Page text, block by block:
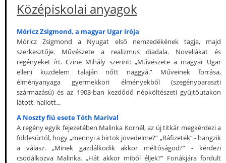
Középiskolai anyagok
Móricz Zsigmond, a magyar Ugar írója
Móricz Zsigmond a Nyugat első nemzedékének tagja, majd
szerkesztője. Művészete a realizmus diadala. Novellákat és
regényeket írt. Czine Mihály szerint: „Művészete a magyar Ugar
elleni küzdelem talaján nőtt naggyá.” Műveinek forrása,
élményanyaga gyermekkori élményekből (szegényparaszti
származású) és az 1903-ban kezdődő népköltészeti gyűjtőutakon
látott, hallott...
A Noszty fiú esete Tóth Marival
A regény egyik fejezetében Malinka Kornél, az új titkár megkérdezi a
földesúrtól, hogy „mennyi a birtok jövedelme?” „Ráfizetek” - hangzik
a válasz. „Minek gazdálkodik akkor méltóságod?” - kérdezi
csodálkozva Malinka. „Hát akkor miből éljek?” Fonákjára fordult